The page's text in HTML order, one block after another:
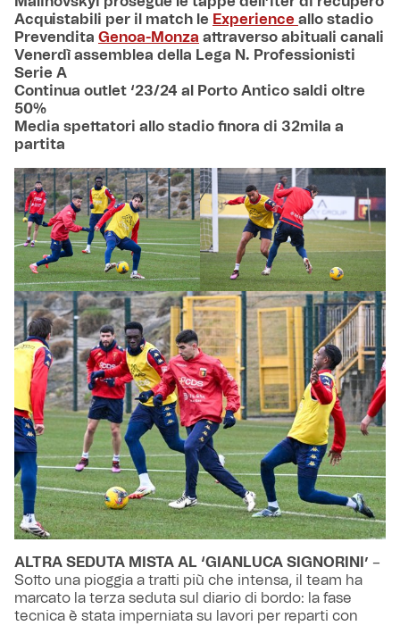
Acquistabili per il match le Experience allo stadio
Prevendita Genoa-Monza attraverso abituali canali
Venerdì assemblea della Lega N. Professionisti
Serie A
Continua outlet ‘23/24 al Porto Antico saldi oltre
50%
Media spettatori allo stadio finora di 32mila a
partita
ALTRA SEDUTA MISTA AL ‘GIANLUCA SIGNORINI’ –
Sotto una pioggia a tratti più che intensa, il team ha
marcato la terza seduta sul diario di bordo: la fase
tecnica è stata imperniata su lavori per reparti con